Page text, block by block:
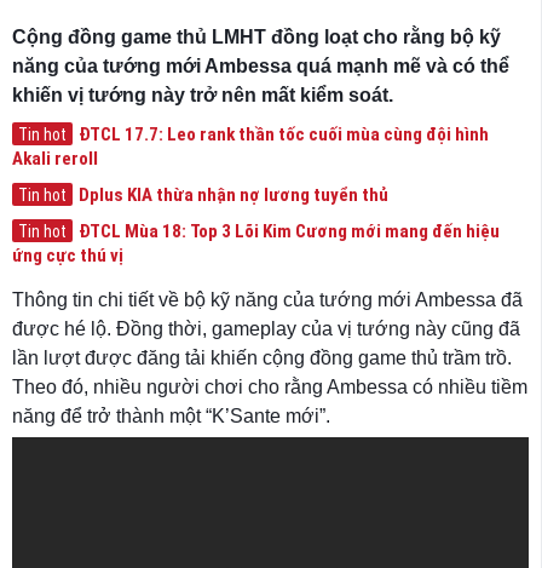
Cộng đồng game thủ LMHT đồng loạt cho rằng bộ kỹ
năng của tướng mới Ambessa quá mạnh mẽ và có thể
khiến vị tướng này trở nên mất kiểm soát.
Tin hot
ĐTCL 17.7: Leo rank thần tốc cuối mùa cùng đội hình
Akali reroll
Tin hot Dplus KIA thừa nhận nợ lương tuyển thủ
Tin hot
ĐTCL Mùa 18: Top 3 Lõi Kim Cương mới mang đến hiệu
ứng cực thú vị
Thông tin chi tiết về bộ kỹ năng của tướng mới Ambessa đã
được hé lộ. Đồng thời, gameplay của vị tướng này cũng đã
lần lượt được đăng tải khiến cộng đồng game thủ trầm trồ.
Theo đó, nhiều người chơi cho rằng Ambessa có nhiều tiềm
năng để trở thành một “K’Sante mới”.